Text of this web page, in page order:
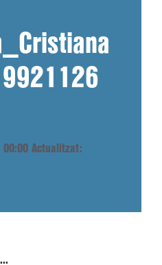
00:00 Actualitzat: